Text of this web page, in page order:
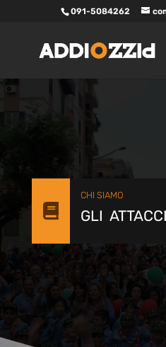
091-5084262

CHI SIAMO
GLI